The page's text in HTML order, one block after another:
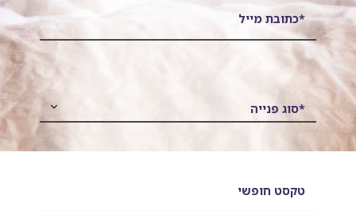
*כתובת מייל
*סוג פנייה
טקסט חופשי